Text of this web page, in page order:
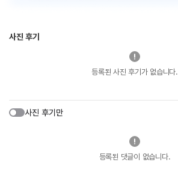
사진 후기
등록된 사진 후기가 없습니다.
사진 후기만
등록된 댓글이 없습니다.